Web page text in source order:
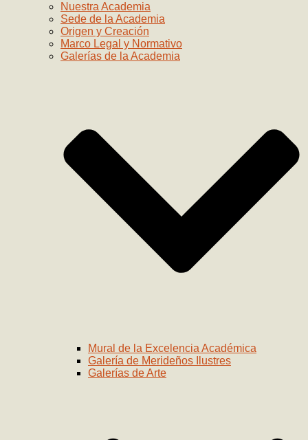
Nuestra Academia
Sede de la Academia
Origen y Creación
Marco Legal y Normativo
Galerías de la Academia
Mural de la Excelencia Académica
Galería de Merideños Ilustres
Galerías de Arte